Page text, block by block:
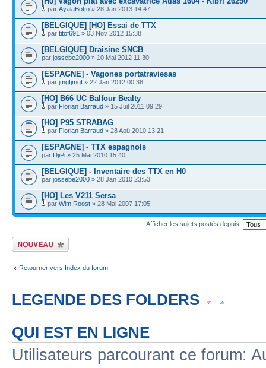
par AyalaBotto » 28 Jan 2013 14:47
[BELGIQUE] [HO] Essai de TTX
par titof691 » 03 Nov 2012 15:38
[BELGIQUE] Draisine SNCB
par jossebe2000 » 10 Mai 2012 11:30
[ESPAGNE] - Vagones portatraviesas
par jmgfjmgf » 22 Jan 2012 00:38
[HO] B66 UC Balfour Bealty
par Florian Barraud » 15 Juil 2011 09:29
[HO] P95 STRABAG
par Florian Barraud » 28 Aoû 2010 13:21
[ESPAGNE] - TTX espagnols
par DjiPi » 25 Mai 2010 15:40
[BELGIQUE] - Inventaire des TTX en H0
par jossebe2000 » 28 Jan 2010 23:53
[HO] Les V211 Sersa
par Wim Roost » 28 Mai 2007 17:05
Afficher les sujets postés depuis:
Écrire un nouveau
sujet
Retourner vers Index du forum
LEGENDE DES FOLDERS
Sujet populaire lu Sujet lu fermé Sujet lu fermé dans lequel j'ai posté
QUI EST EN LIGNE
Utilisateurs parcourant ce forum: